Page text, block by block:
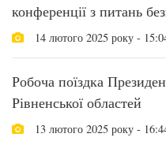
конференції з питань
14 лютого 2025 року -
Робоча поїздка
Рівненської областей
13 лютого 2025 року -